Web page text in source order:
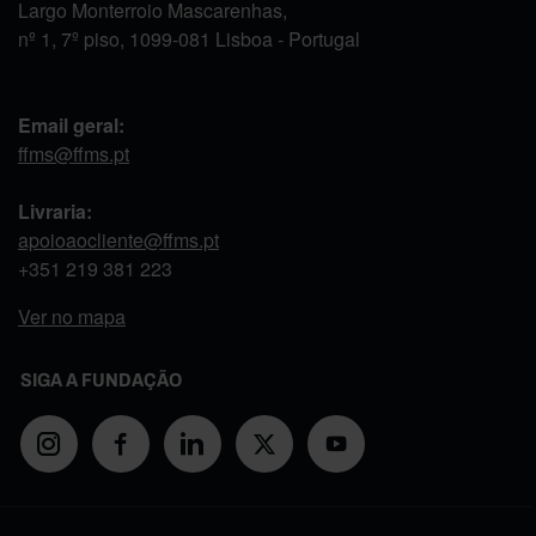
Largo Monterroio Mascarenhas,
nº 1, 7º piso, 1099-081 Lisboa - Portugal
Email geral:
ffms@ffms.pt
Livraria:
apoioaocliente@ffms.pt
+351 219 381 223
Ver no mapa
SIGA A FUNDAÇÃO